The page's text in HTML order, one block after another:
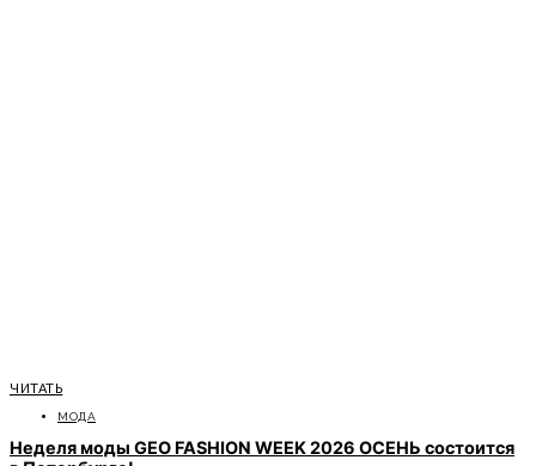
ЧИТАТЬ
МОДА
Неделя моды GEO FASHION WEEK 2026 ОСЕНЬ состоится